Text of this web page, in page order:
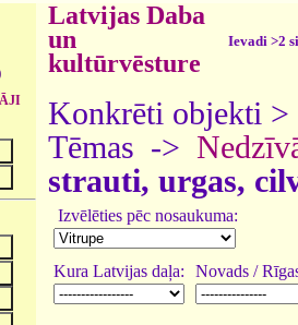
Latvijas Daba
un
kultūrvēsture
Ievadi >2
Konkrēti objekti >
Tēmas ->
strauti, urgas,
Izvēlēties pēc nosaukuma:
Kura Latvijas daļa: Novads /